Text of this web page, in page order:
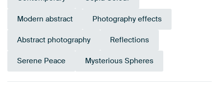
Modern abstract Photography effects
Abstract photography Reflections
Serene Peace Mysterious Spheres